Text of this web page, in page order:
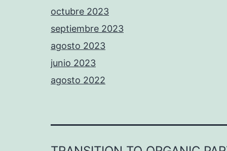
octubre 2023
septiembre 2023
agosto 2023
junio 2023
agosto 2022